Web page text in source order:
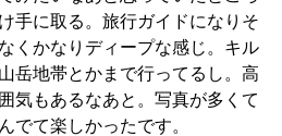
手に取る。旅行ガイドになりそ
くかなりディープな感じ。キル
岳地帯とかまで行ってるし。高
気もあるなあと。写真が多くて
でて楽しかったです。